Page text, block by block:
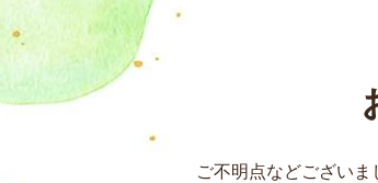
ご不明点などございま